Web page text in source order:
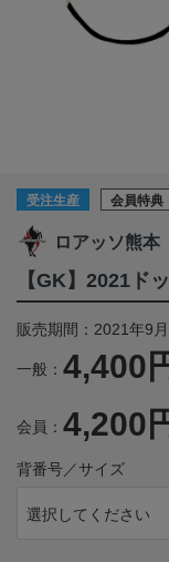
受注生産 会員特典
ロアッソ熊本
【GK】2021ド
販売期間：2021年9
一般： 4,400
会員： 4,200
背番号／サイズ
選択してください